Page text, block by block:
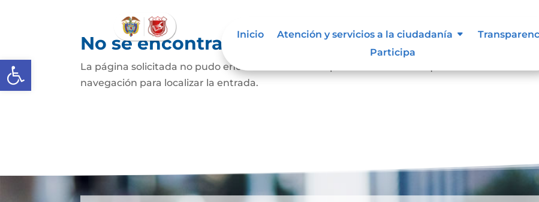
Abrir barra de herramientas
Inicio Atención y servicios a la ciudadanía
Participa
No se encontraron resultados
La página solicitada no pudo encontrarse. Trate de perfeccionar su búsqueda o utilice la
navegación para localizar la entrada.